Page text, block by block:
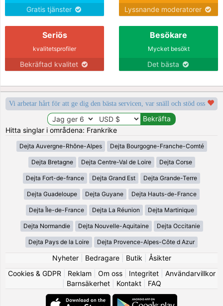
Gratis tjänster Lyssnande moderatorer
Seriös
kvalitetsprofiler
Bekräftad kvalitet
Besökare
Mycket besökt
Det bästa
Vi arbetar hårt för att ge dig den bästa servicen, var snäll och stöd oss
Hitta singlar i områdena: Frankrike
Dejta Auvergne-Rhône-Alpes Dejta Bourgogne-Franche-Comté
Dejta Bretagne Dejta Centre-Val de Loire Dejta Corse
Dejta Fort-de-france Dejta Grand Est Dejta Grande-Terre
Dejta Guadeloupe Dejta Guyane Dejta Hauts-de-France
Dejta Île-de-France Dejta La Réunion Dejta Martinique
Dejta Normandie Dejta Nouvelle-Aquitaine Dejta Occitanie
Dejta Pays de la Loire Dejta Provence-Alpes-Côte d Azur
Nyheter| Bedragare| Butik
Åsikter
Cookies & GDPR
Reklam Om oss| Integritet| Användarvillkor
Barnsäkerhet| Kontakt| FAQ